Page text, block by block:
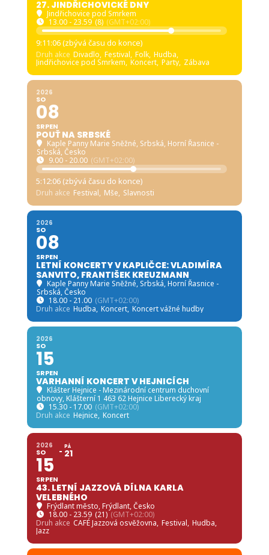
27. JINDŘICHOVICKÉ DNY
Jindřichovice pod Smrkem
13.00 - 23.59 (8) (GMT+02:00)
9:11:05 (zbývá času do konce)
Druh akce Divadlo, Festival, Folk, Hudba,
Jindřichovice pod Smrkem, Koncert, Party, Zábava
2026
SO
08
SRPEN
POUŤ NA SRBSKÉ
Kaple Panny Marie Sněžné, Srbská, Horní Řasnice -
Srbská, Česko
9.00 - 20.00 (GMT+02:00)
5:12:05 (zbývá času do konce)
Druh akce Festival, Mše, Slavnosti
2026
SO
08
SRPEN
LETNÍ KONCERTY V KAPLIČCE: VLADIMÍRA
SANVITO, FRANTIŠEK KREUZMANN
Kaple Panny Marie Sněžné, Srbská, Horní Řasnice -
Srbská, Česko
18.00 - 21.00 (GMT+02:00)
Druh akce Hudba, Koncert, Koncert vážné hudby
2026
SO
15
SRPEN
VARHANNÍ KONCERT V HEJNICÍCH
Klášter Hejnice - Mezinárodní centrum duchovní
obnovy, Klášterní 1 463 62 Hejnice Liberecký kraj
15.30 - 17.00 (GMT+02:00)
Druh akce Hejnice, Koncert
2026
SO
15
SRPEN
PÁ
21
43. LETNÍ JAZZOVÁ DÍLNA KARLA
VELEBNÉHO
Frýdlant město, Frýdlant, Česko
18.00 - 23.59 (21) (GMT+02:00)
Druh akce CAFÉ Jazzová osvěžovna, Festival, Hudba,
Jazz